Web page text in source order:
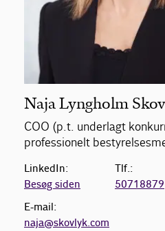
Naja Lyngholm
COO (p.t. underlagt
professionelt
LinkedIn:
Besøg siden
Tlf.:
50718879
E-mail:
naja@skovlyk.com